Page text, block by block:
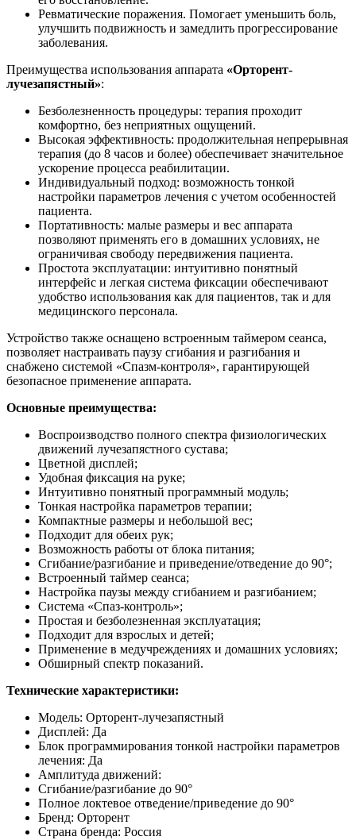
Ревматические поражения. Помогает уменьшить боль,
улучшить подвижность и замедлить прогрессирование
заболевания.
Преимущества использования аппарата «Орторент-
лучезапястный»:
Безболезненность процедуры: терапия проходит
комфортно, без неприятных ощущений.
Высокая эффективность: продолжительная непрерывная
терапия (до 8 часов и более) обеспечивает значительное
ускорение процесса реабилитации.
Индивидуальный подход: возможность тонкой
настройки параметров лечения с учетом особенностей
пациента.
Портативность: малые размеры и вес аппарата
позволяют применять его в домашних условиях, не
ограничивая свободу передвижения пациента.
Простота эксплуатации: интуитивно понятный
интерфейс и легкая система фиксации обеспечивают
удобство использования как для пациентов, так и для
медицинского персонала.
Устройство также оснащено встроенным таймером сеанса,
позволяет настраивать паузу сгибания и разгибания и
снабжено системой «Спазм-контроля», гарантирующей
безопасное применение аппарата.
Основные преимущества:
Воспроизводство полного спектра физиологических
движений лучезапястного сустава;
Цветной дисплей;
Удобная фиксация на руке;
Интуитивно понятный программный модуль;
Тонкая настройка параметров терапии;
Компактные размеры и небольшой вес;
Подходит для обеих рук;
Возможность работы от блока питания;
Сгибание/разгибание и приведение/отведение до 90°;
Встроенный таймер сеанса;
Настройка паузы между сгибанием и разгибанием;
Система «Спаз-контроль»;
Простая и безболезненная эксплуатация;
Подходит для взрослых и детей;
Применение в медучреждениях и домашних условиях;
Обширный спектр показаний.
Технические характеристики:
Модель: Орторент-лучезапястный
Дисплей: Да
Блок программирования тонкой настройки параметров
лечения: Да
Амплитуда движений:
Сгибание/разгибание до 90°
Полное локтевое отведение/приведение до 90°
Бренд: Орторент
Страна бренда: Россия